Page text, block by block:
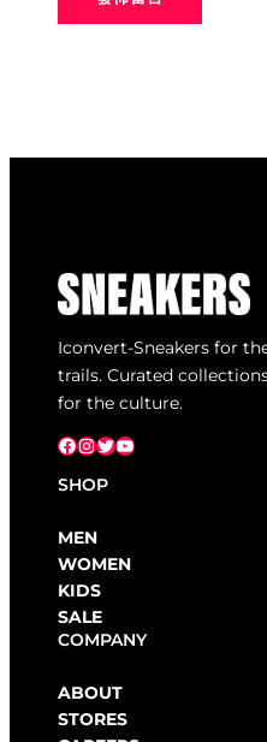
Iconvert-Sneakers for
trails. Curated
for the culture.
Facebook InstagramX YouTube
SHOP
MEN
WOMEN
KIDS
SALE
COMPANY
ABOUT
STORES